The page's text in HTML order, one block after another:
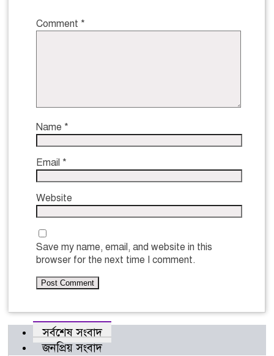
Comment *
Name *
Email *
Website
Save my name, email, and website in this
browser for the next time I comment.
সর্বশেষ সংবাদ
জনপ্রিয় সংবাদ